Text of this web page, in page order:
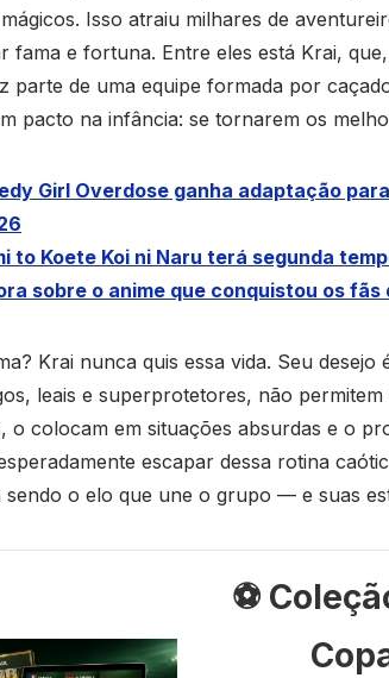
Isso atraiu milhares de
fama e fortuna. Entre eles está Krai,
parte de uma equipe formada por
pacto na infância: se tornarem os
Girl Overdose ganha adaptação
to Koete Koi ni Naru terá segunda
sobre o anime que conquistou os fãs
Krai nunca quis essa vida. Seu
leais e superprotetores, não
o colocam em situações absurdas e o
escapar dessa rotina
sendo o elo que une o grupo — e suas
⚽